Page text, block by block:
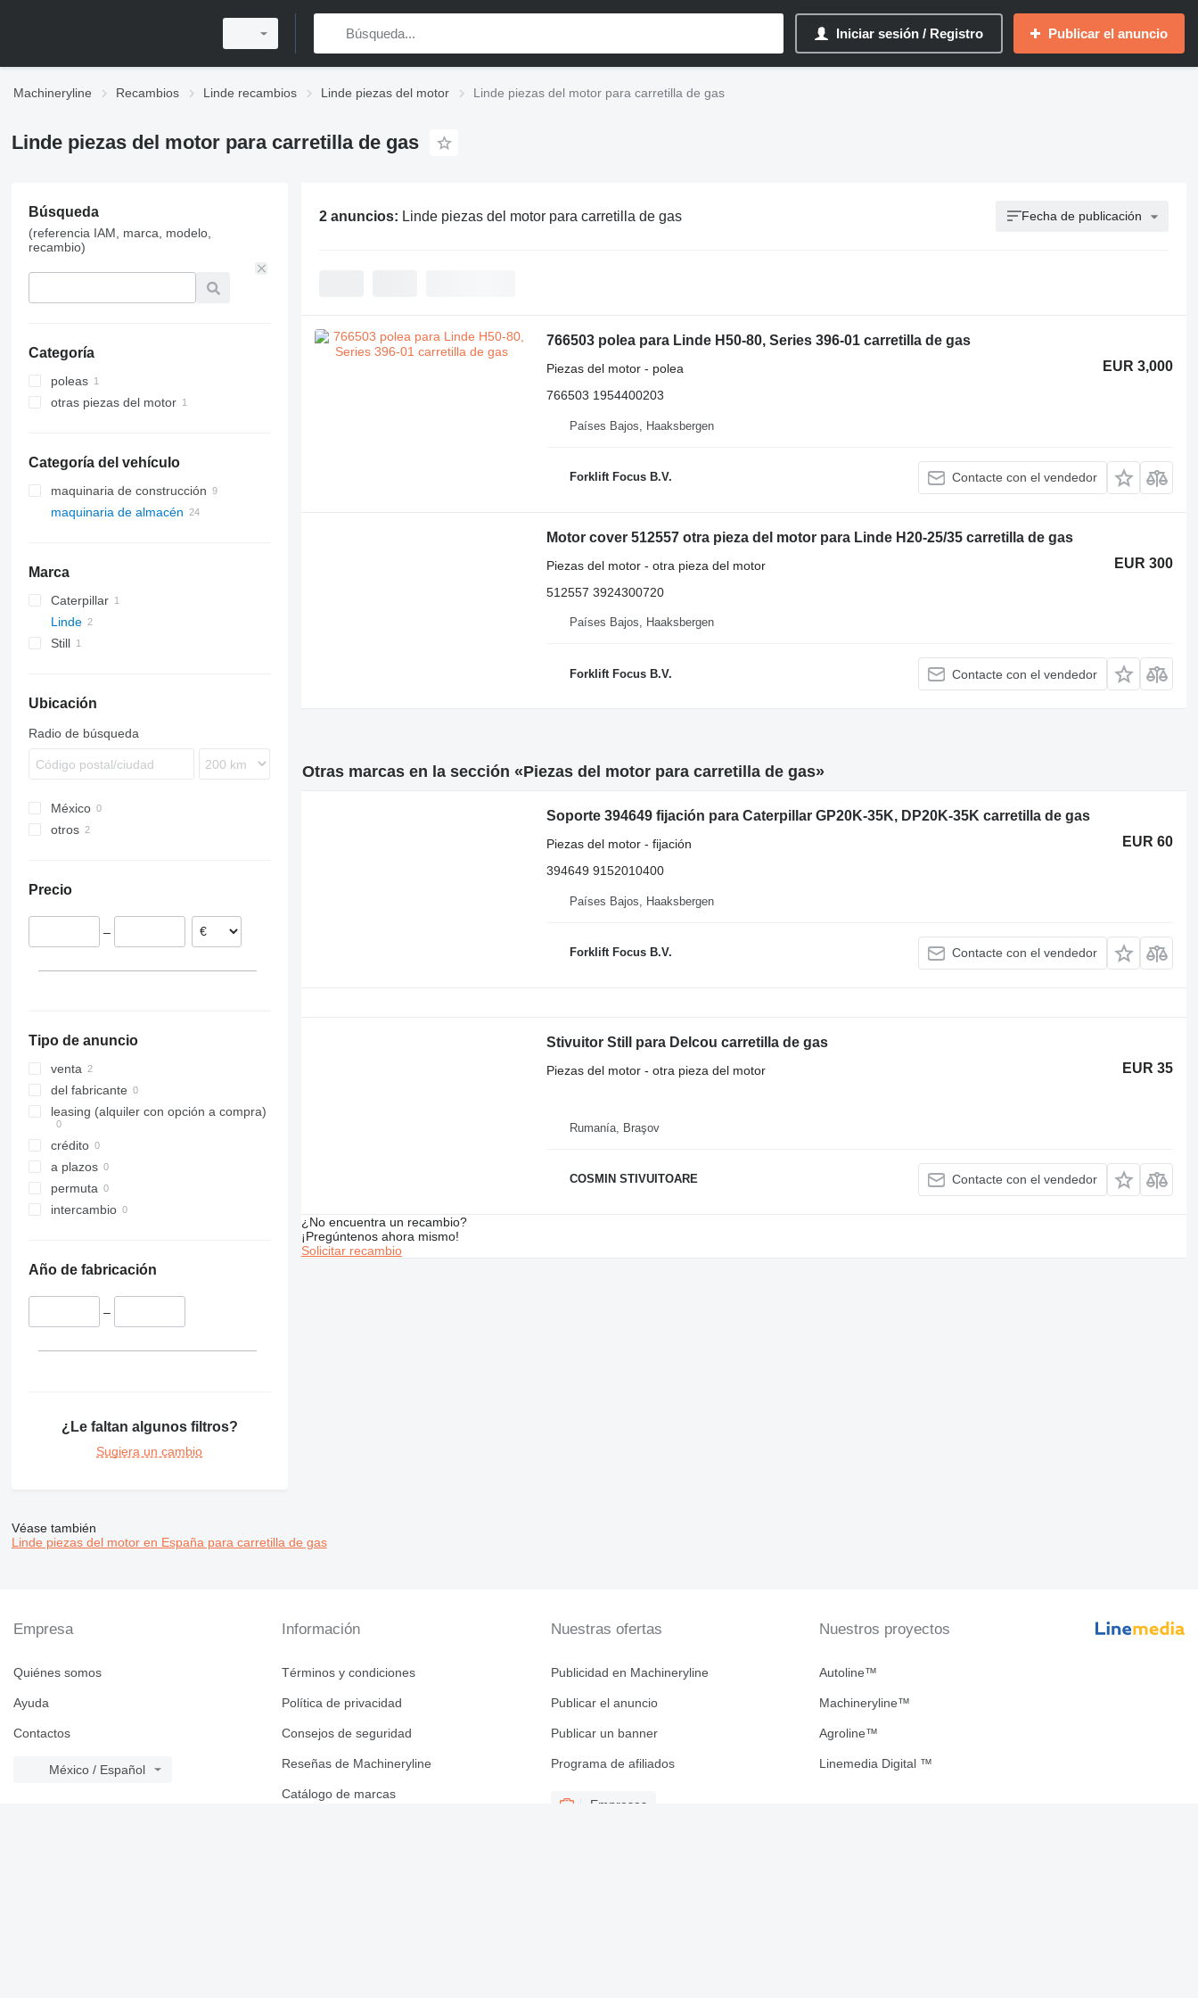
Iniciar sesión / Registro Publicar el anuncio
Machineryline Recambios Linde recambios Linde piezas del motor Linde piezas del motor para carretilla de gas
Linde piezas del motor para carretilla de gas
Búsqueda
(referencia IAM, marca, modelo,
recambio)
Categoría
poleas
otras piezas del motor
Categoría del vehículo
maquinaria de construcción
excavadoras
maquinaria de almacén
carretillas de gas
transpaletas eléctricas
apiladores
Marca
Caterpillar
DP
GP
Linde
H-series
Still
Ubicación
Radio de búsqueda
México
otros
Precio
–
Tipo de anuncio
venta
del fabricante
leasing (alquiler con opción a compra)
crédito
a plazos
permuta
intercambio
Año de fabricación
–
¿Le faltan algunos filtros?
Sugiera un cambio
2 anuncios: Linde piezas del motor para carretilla de gas Fecha de publicación
766503 polea para Linde H50-80, Series 396-01 carretilla de gas
EUR 3,000
Piezas del motor - polea
766503 1954400203
Países Bajos, Haaksbergen
Forklift Focus B.V. Contacte con el vendedor
Motor cover 512557 otra pieza del motor para Linde H20-25/35 carretilla de gas
EUR 300
Piezas del motor - otra pieza del motor
512557 3924300720
Países Bajos, Haaksbergen
Forklift Focus B.V. Contacte con el vendedor
Otras marcas en la sección «Piezas del motor para carretilla de gas»
Soporte 394649 fijación para Caterpillar GP20K-35K, DP20K-35K carretilla de gas
EUR 60
Piezas del motor - fijación
394649 9152010400
Países Bajos, Haaksbergen
Forklift Focus B.V. Contacte con el vendedor
Stivuitor Still para Delcou carretilla de gas
EUR 35
Piezas del motor - otra pieza del motor
Rumanía, Braşov
COSMIN STIVUITOARE Contacte con el vendedor
¿No encuentra un recambio?
¡Pregúntenos ahora mismo!
Solicitar recambio
Véase también
Linde piezas del motor en España para carretilla de gas
Empresa
Quiénes somos
Ayuda
Contactos
México / Español
Información
Términos y condiciones
Política de privacidad
Consejos de seguridad
Reseñas de Machineryline
Catálogo de marcas
Nuestras ofertas
Publicidad en Machineryline
Publicar el anuncio
Publicar un banner
Programa de afiliados
Empresas
Nuestros proyectos
Autoline™
Machineryline™
Agroline™
Linemedia Digital ™